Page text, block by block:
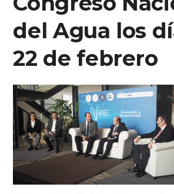
del Agua los
22 de febrero